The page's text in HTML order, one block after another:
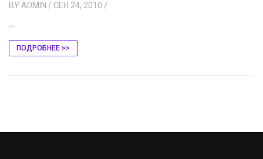
BY ADMIN / СЕН 24, 2010 /
...
ПОДРОБНЕЕ >>